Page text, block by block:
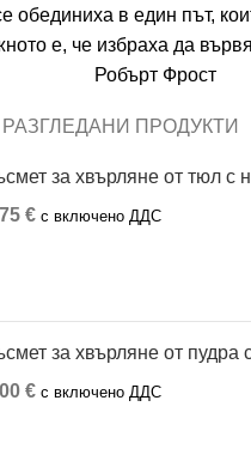
обединиха в един път,
е, че избраха да
Робърт Фрост
ПРОДУКТИ
за хвърляне от тюл с
€ с включено ДДС
за хвърляне от пудра
€ с включено ДДС